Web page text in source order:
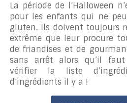
La période de l’Halloween
pour les enfants qui ne
gluten. Ils doivent toujours
extrême que leur procure
de friandises et de
sans arrêt alors qu’il faut
vérifier la liste
d’ingrédients il y a !